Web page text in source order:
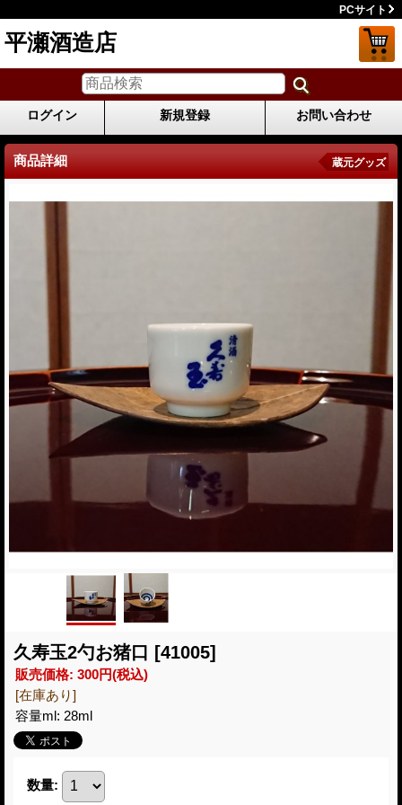
PCサイト
平瀬酒造店
ログイン 新規登録 お問い合わせ
商品詳細 蔵元グッズ
久寿玉2勺お猪口 [41005]
販売価格: 300円(税込)
[在庫あり]
容量ml: 28ml
数量: